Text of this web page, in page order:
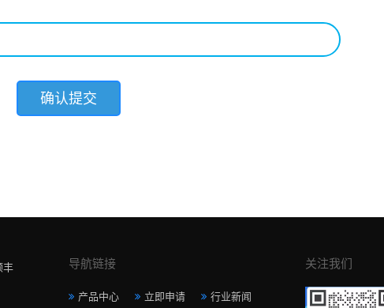
丰
导航链接
产品中心 立即申请 行业新闻
关注我们